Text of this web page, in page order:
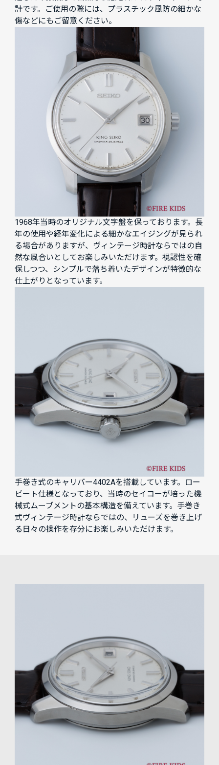
計です。ご使用の際には、プラスチック風防の細かな
傷などにもご留意ください。
1968年当時のオリジナル文字盤を保っております。長
年の使用や経年変化による細かなエイジングが見られ
る場合がありますが、ヴィンテージ時計ならではの自
然な風合いとしてお楽しみいただけます。視認性を確
保しつつ、シンプルで落ち着いたデザインが特徴的な
仕上がりとなっています。
手巻き式のキャリバー4402Aを搭載しています。ロー
ビート仕様となっており、当時のセイコーが培った機
械式ムーブメントの基本構造を備えています。手巻き
式ヴィンテージ時計ならではの、リューズを巻き上げ
る日々の操作を存分にお楽しみいただけます。